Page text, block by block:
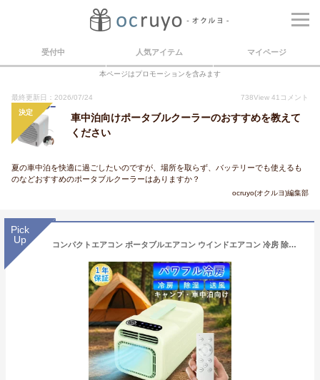
受付中 人気アイテム マイページ
本ページはプロモーションを含みます
最終更新日：2026/07/24 738View 41 コメント
決定
車中泊向けポータブルクーラーのおすすめを教えて
ください
夏の車中泊を快適に過ごしたいのですが、場所を取らず、バッテリーでも使えるも
のなどおすすめのポータブルクーラーはありますか？
ocruyo(オクルヨ)編集部
Pick
Up
コンパクトエアコン ポータブルエアコン ウインドエアコン 冷房 除湿 スポットクーラー キャンプ 車中泊 アウトドア 省エネ 移動式 室外機なし